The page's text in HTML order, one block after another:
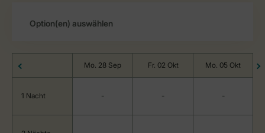
Mo. 28 Sep Fr. 02 Okt Mo. 05 Okt
1 Nacht - - -